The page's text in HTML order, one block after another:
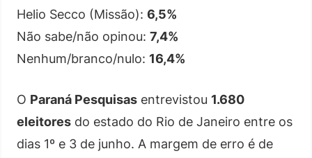
Helio Secco (Missão): 6,5%
Não sabe/não opinou: 7,4%
Nenhum/branco/nulo: 16,4%
O Paraná Pesquisas entrevistou 1.680
eleitores do estado do Rio de Janeiro entre os
dias 1º e 3 de junho. A margem de erro é de